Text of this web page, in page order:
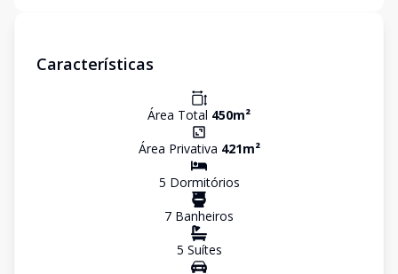
Características
Área Total 450m²
Área Privativa 421m²
5 Dormitórios
7 Banheiros
5 Suítes